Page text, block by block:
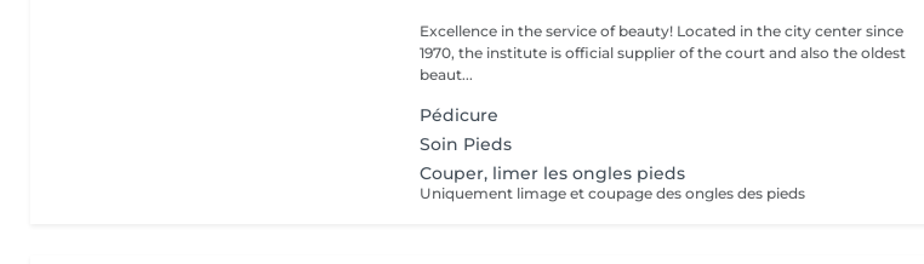
Excellence in the service of beauty! Located in the city center since
1970, the institute is official supplier of the court and also the oldest
beaut...
Pédicure
Soin Pieds
Couper, limer les ongles pieds
Uniquement limage et coupage des ongles des pieds